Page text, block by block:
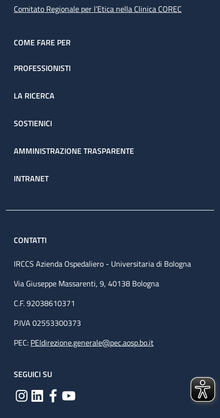
Comitato Regionale per l’Etica nella Clinica COREC
COME FARE PER
PROFESSIONISTI
LA RICERCA
SOSTIENICI
AMMINISTRAZIONE TRASPARENTE
INTRANET
CONTATTI
IRCCS Azienda Ospedaliero - Universitaria di Bologna
Via Giuseppe Massarenti, 9, 40138 Bologna
C.F. 92038610371
P.IVA 02553300373
PEC: PEIdirezione.generale@pec.aosp.bo.it
SEGUICI SU